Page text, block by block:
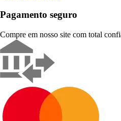
Pagamento seguro
Compre em nosso site com total